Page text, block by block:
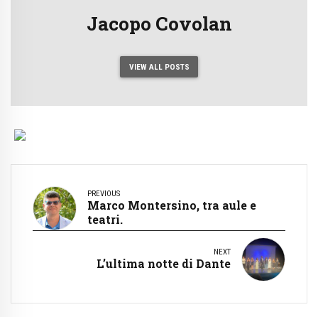
Jacopo Covolan
VIEW ALL POSTS
PREVIOUS
Marco Montersino, tra aule e
teatri.
NEXT
L’ultima notte di Dante